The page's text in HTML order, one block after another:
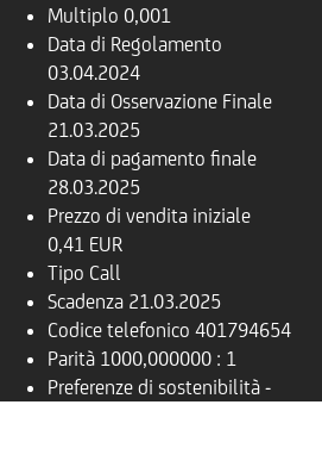
Multiplo 0,001
Data di Regolamento
03.04.2024
Data di Osservazione Finale
21.03.2025
Data di pagamento finale
28.03.2025
Prezzo di vendita iniziale
0,41 EUR
Tipo Call
Scadenza 21.03.2025
Codice telefonico 401794654
Parità 1000,000000 : 1
Preferenze di sostenibilità -